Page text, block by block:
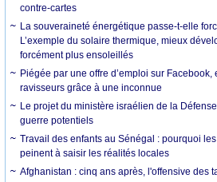
contre-cartes
La souveraineté énergétique passe-t-elle
L’exemple du solaire thermique, mieux
forcément plus ensoleillés
Piégée par une offre d’emploi sur
ravisseurs grâce à une inconnue
Le projet du ministère israélien de la
guerre potentiels
Travail des enfants au Sénégal : pourquoi
peinent à saisir les réalités locales
Afghanistan : cinq ans après, l'offensive des